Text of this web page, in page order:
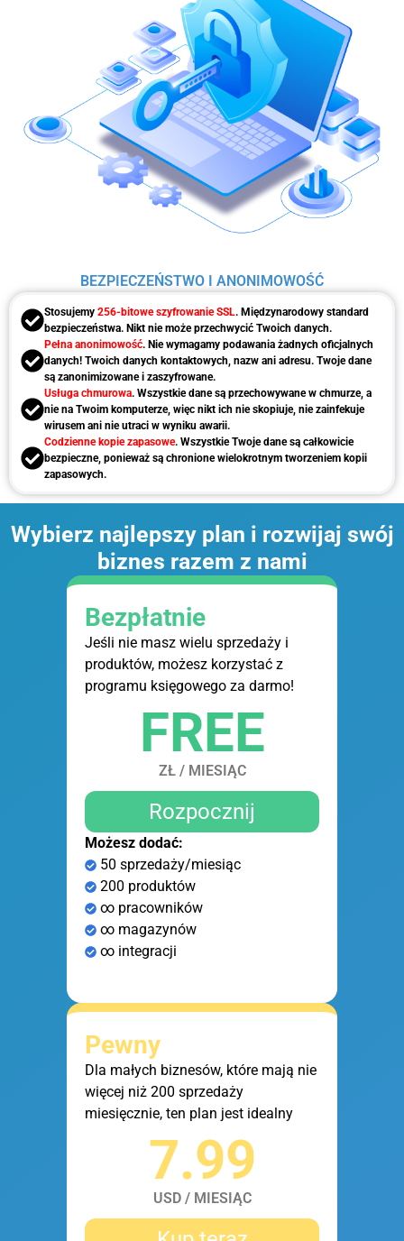
BEZPIECZEŃSTWO I ANONIMOWOŚĆ
Stosujemy 256-bitowe szyfrowanie SSL. Międzynarodowy standard
bezpieczeństwa. Nikt nie może przechwycić Twoich danych.
Pełna anonimowość. Nie wymagamy podawania żadnych oficjalnych
danych! Twoich danych kontaktowych, nazw ani adresu. Twoje dane
są zanonimizowane i zaszyfrowane.
Usługa chmurowa. Wszystkie dane są przechowywane w chmurze, a
nie na Twoim komputerze, więc nikt ich nie skopiuje, nie zainfekuje
wirusem ani nie utraci w wyniku awarii.
Codzienne kopie zapasowe. Wszystkie Twoje dane są całkowicie
bezpieczne, ponieważ są chronione wielokrotnym tworzeniem kopii
zapasowych.
Wybierz najlepszy plan i rozwijaj swój
biznes razem z nami
Bezpłatnie
Jeśli nie masz wielu sprzedaży i
produktów, możesz korzystać z
programu księgowego za darmo!
FREE
ZŁ / MIESIĄC
Rozpocznij
Możesz dodać:
50 sprzedaży/miesiąc
200 produktów
∞ pracowników
∞ magazynów
∞ integracji
Pewny
Dla małych biznesów, które mają nie
więcej niż 200 sprzedaży
miesięcznie, ten plan jest idealny
7.99
USD / MIESIĄC